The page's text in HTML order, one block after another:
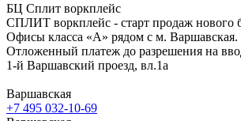
БЦ Сплит воркплейс
СПЛИТ воркплейс - старт продаж нового
Офисы класса «А» рядом с м. Варшавская.
Отложенный платеж до разрешения на
1-й Варшавский проезд, вл.1а
Варшавская
+7 495 032-10-69